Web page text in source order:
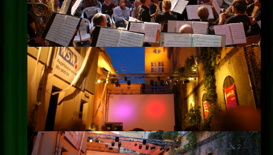
Kontakt
Impressum
Datenschutz